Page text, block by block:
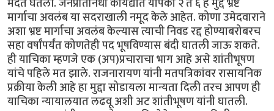
मार्गाचा अवलंब या सदराखाली नमूद केले आहेत. कोणा उमेदवाराने
अशा भ्रष्ट मार्गाचा अवलंब केल्यास त्याची निवड रद्द होण्याबरोबरच
सहा वर्षांपर्यंत कोणतेही पद भूषविण्यास बंदी घातली जाऊ शकते.
ही याचिका म्हणजे एक (अप)प्रचाराचा भाग आहे असे शांतीभूषण
यांचे पहिले मत झाले. राजनारायण यांनी मतपत्रिकांवर रासायनिक
प्रक्रीया केली आहे हा मुद्दा सोडायला मान्यता दिली तरच आपण ही
याचिका न्यायालयात लढवू अशी अट शांतीभूषण यांनी घातली.